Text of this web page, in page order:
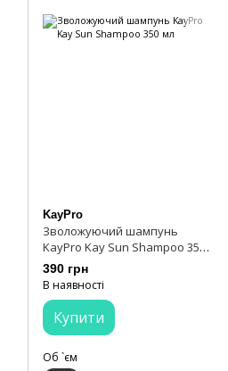
KayPro
Зволожуючий шампунь
KayPro Kay Sun Shampoo 350
мл
390 грн
В наявності
Купити
Об `єм